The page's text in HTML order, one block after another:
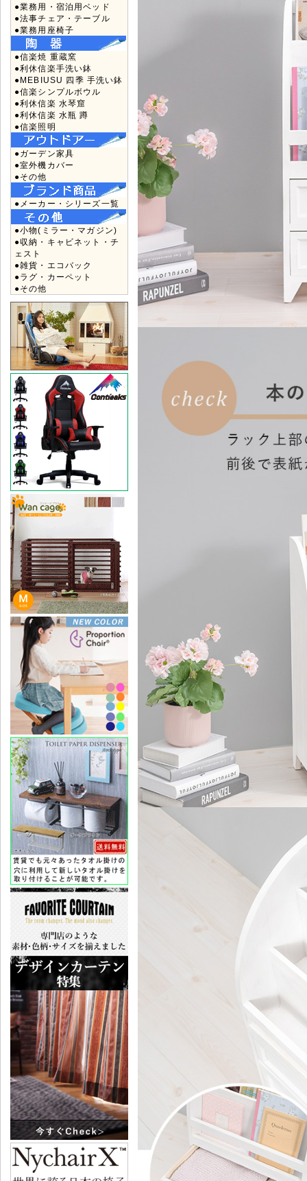
●業務用・宿泊用ベッド
●法事チェア・テーブル
●業務用座椅子
●信楽焼 重蔵窯
●利休信楽手洗い鉢
●MEBIUSU 四季 手洗い鉢
●信楽シンプルボウル
●利休信楽 水琴窟
●利休信楽 水瓶 蹲
●信楽照明
●ガーデン家具
●室外機カバー
●その他
●メーカー・シリーズ一覧
●小物(ミラー・マガジン)
●収納・キャビネット・チ
ェスト
●雑貨・エコバック
●ラグ・カーペット
●その他